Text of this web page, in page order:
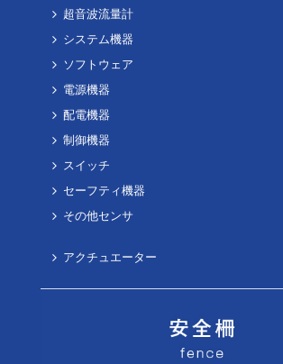
超音波流量計
システム機器
ソフトウェア
電源機器
配電機器
制御機器
スイッチ
セーフティ機器
その他センサ
アクチュエーター